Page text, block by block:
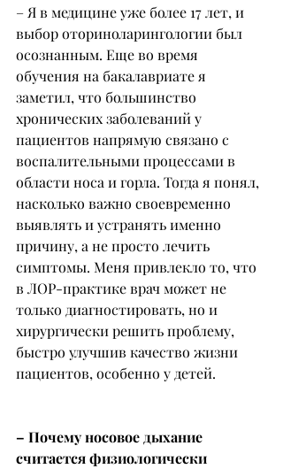
– Я в медицине уже более 17 лет, и
выбор оториноларингологии был
осознанным. Еще во время
обучения на бакалавриате я
заметил, что большинство
хронических заболеваний у
пациентов напрямую связано с
воспалительными процессами в
области носа и горла. Тогда я понял,
насколько важно своевременно
выявлять и устранять именно
причину, а не просто лечить
симптомы. Меня привлекло то, что
в ЛОР-практике врач может не
только диагностировать, но и
хирургически решить проблему,
быстро улучшив качество жизни
пациентов, особенно у детей.
– Почему носовое дыхание
считается физиологически